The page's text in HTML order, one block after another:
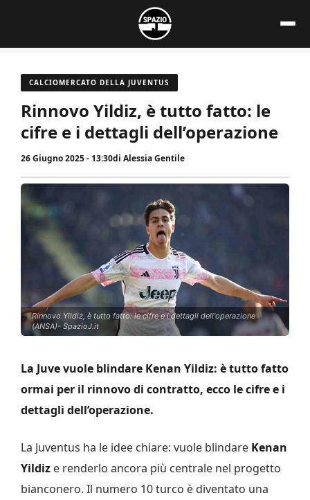
contenuto
CALCIOMERCATO DELLA JUVENTUS
Rinnovo Yildiz, è tutto fatto: le
cifre e i dettagli dell’operazione
26 Giugno 2025 - 13:30di Alessia Gentile
Rinnovo Yildiz, è tutto fatto: le cifre e i dettagli dell'operazione
(ANSA)- SpazioJ.it
La Juve vuole blindare Kenan Yildiz: è tutto fatto
ormai per il rinnovo di contratto, ecco le cifre e i
dettagli dell’operazione.
La Juventus ha le idee chiare: vuole blindare Kenan
Yildiz e renderlo ancora più centrale nel progetto
bianconero. Il numero 10 turco è diventato una